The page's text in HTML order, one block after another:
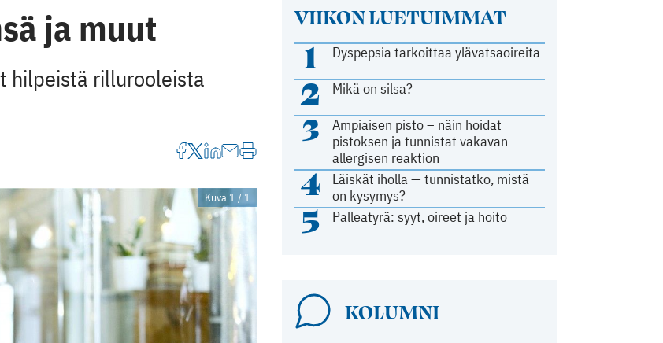
VIIKON LUETUIMMAT
1 Dyspepsia tarkoittaa ylävatsaoireita
2 Mikä on silsa?
3
Ampiaisen pisto – näin hoidat
pistoksen ja tunnistat vakavan
allergisen reaktion
4
Läiskät iholla — tunnistatko, mistä
on kysymys?
5 Palleatyrä: syyt, oireet ja hoito
KOLUMNI
ja muut
hilpeistä rillurooleista
Kuva 1 / 1